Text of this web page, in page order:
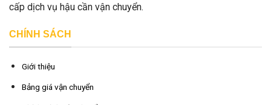
cấp dịch vụ hậu cần vận chuyển.
CHÍNH SÁCH
Giới thiệu
Bảng giá vận chuyển